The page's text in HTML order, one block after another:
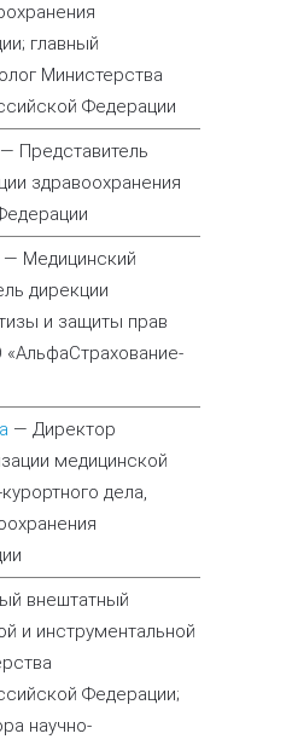
главный
Министерства
Федерации
— Представитель
здравоохранения
— Медицинский
дирекции
и защиты прав
— Директор
медицинской
дела,
внештатный
и инструментальной
Федерации;
научно-